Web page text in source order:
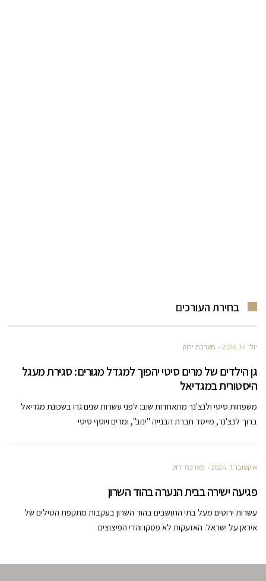
בחירת העורכים
יולי 14, 2026 מערכת ירוק
גן הילדים של מרים סיטי יהפוך למגדל מגורים: סגירת מעגל
היסטורית במגדיאל
משפחות סיטי ולנצ'נר מתאחדות שוב: לפני עשרות שנים גרו בשכונת מגדיאל
ברוך לנצ'נר, מייסד חברת הבנייה "ינוב", ומרים ויוסף סיטי
אוקטובר 1, 2024 מערכת ירוק
פגיעה ישירה בבית הנערה בהוד השרון
עשרות ירוטים מעל בתי התושבים בהוד השרון בעקבות מתקפת הטילים של
איראן על ישראל. האזעקות לא פסקו והדי הפיצוצים